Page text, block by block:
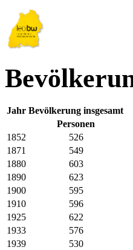
Jahr Bevölkerung insgesamt
Personen
1852
526
1871
549
1880
603
1890
623
1900
595
1910
596
1925
622
1933
576
1939
530